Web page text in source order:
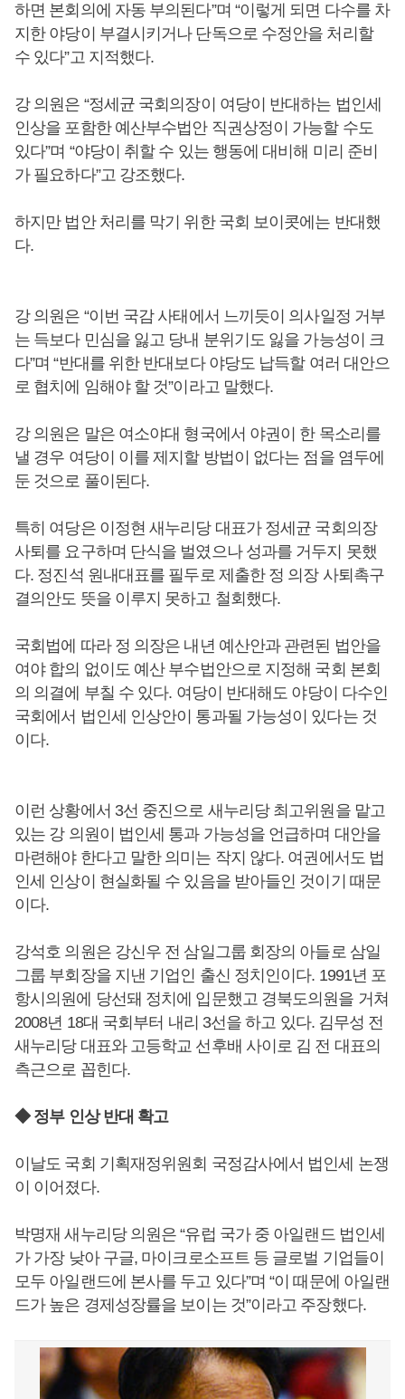
하면 본회의에 자동 부의된다”며 “이렇게 되면 다수를 차
지한 야당이 부결시키거나 단독으로 수정안을 처리할
수 있다”고 지적했다.
강 의원은 “정세균 국회의장이 여당이 반대하는 법인세
인상을 포함한 예산부수법안 직권상정이 가능할 수도
있다”며 “야당이 취할 수 있는 행동에 대비해 미리 준비
가 필요하다”고 강조했다.
하지만 법안 처리를 막기 위한 국회 보이콧에는 반대했
다.
강 의원은 “이번 국감 사태에서 느끼듯이 의사일정 거부
는 득보다 민심을 잃고 당내 분위기도 잃을 가능성이 크
다”며 “반대를 위한 반대보다 야당도 납득할 여러 대안으
로 협치에 임해야 할 것”이라고 말했다.
강 의원은 말은 여소야대 형국에서 야권이 한 목소리를
낼 경우 여당이 이를 제지할 방법이 없다는 점을 염두에
둔 것으로 풀이된다.
특히 여당은 이정현 새누리당 대표가 정세균 국회의장
사퇴를 요구하며 단식을 벌였으나 성과를 거두지 못했
다. 정진석 원내대표를 필두로 제출한 정 의장 사퇴촉구
결의안도 뜻을 이루지 못하고 철회했다.
국회법에 따라 정 의장은 내년 예산안과 관련된 법안을
여야 합의 없이도 예산 부수법안으로 지정해 국회 본회
의 의결에 부칠 수 있다. 여당이 반대해도 야당이 다수인
국회에서 법인세 인상안이 통과될 가능성이 있다는 것
이다.
이런 상황에서 3선 중진으로 새누리당 최고위원을 맡고
있는 강 의원이 법인세 통과 가능성을 언급하며 대안을
마련해야 한다고 말한 의미는 작지 않다. 여권에서도 법
인세 인상이 현실화될 수 있음을 받아들인 것이기 때문
이다.
강석호 의원은 강신우 전 삼일그룹 회장의 아들로 삼일
그룹 부회장을 지낸 기업인 출신 정치인이다. 1991년 포
항시의원에 당선돼 정치에 입문했고 경북도의원을 거쳐
2008년 18대 국회부터 내리 3선을 하고 있다. 김무성 전
새누리당 대표와 고등학교 선후배 사이로 김 전 대표의
측근으로 꼽힌다.
◆ 정부 인상 반대 확고
이날도 국회 기획재정위원회 국정감사에서 법인세 논쟁
이 이어졌다.
박명재 새누리당 의원은 “유럽 국가 중 아일랜드 법인세
가 가장 낮아 구글, 마이크로소프트 등 글로벌 기업들이
모두 아일랜드에 본사를 두고 있다”며 “이 때문에 아일랜
드가 높은 경제성장률을 보이는 것”이라고 주장했다.